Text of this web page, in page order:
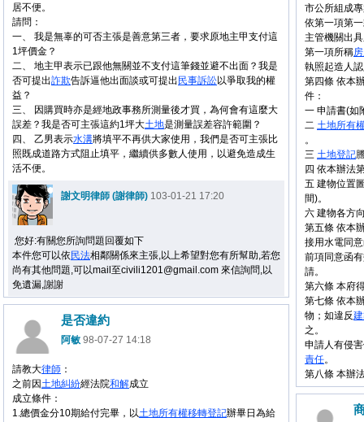
市公所組成
依第一項第
主管機關出
第一項所稱
執照起造人
第四條 依本
件：
一 申請書(如
二 土地所有
。
三 土地登記
四 依本辦法
五 建物位置
間)。
六 建物各方
第五條 依本
接用水電同
前項同意函
請。
第六條 本府
第七條 依本
物；如違反
之。
申請人有侵
責任。
第八條 本辦
居不便。
請問：
一、 我是無辜的可否主張是善意第三者，要求原地主甲支付這
1坪價金？
二、 地主甲表示已跟他無關並不支付這筆錢並避不出面？我是
否可提出詐欺告訴逼他出面談或可提出 民事訴訟以爭取我的權
益？
三、 因購買時亦是經地政事務所測量後才買，為何會有這麼大
誤差？我是否可主張這約1坪大土地是測量誤差容許範圍？
四、 乙男表示水溝將填平不再供大家使用，我們是否可主張比
照既成道路方式阻止填平，繼續供多數人使用，以避免造成生
活不便。
謝文明律師 (謝律師) 103-01-21 17:20
您好:有關您所詢問題回覆如下
本件您可以依 民法相鄰關係來主張,以上希望對您有所幫助,若您
尚有其他問題,可以mail至civili1201@gmail.com 來信詢問,以
免遺漏,謝謝
是否違約
阿敏 98-07-27 14:18
請教大律師 ：
之前因土地糾紛經法院和解成立
成立條件：
1.總價金分10期給付完畢，以土地所有權移轉登記辦畢日為給